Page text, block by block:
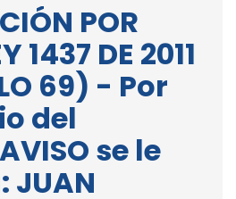
POR
1437 DE 2011
69) - Por
del
se le
JUAN